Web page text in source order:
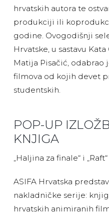
hrvatskih autora te
produkciji ili
godine. Ovogodišnji
Hrvatske, u sastavu
Matija Pisačić, odabrao
filmova od kojih devet
studentskih.
POP-UP
KNJIGA
„Haljina za finale“ i „Raft“
ASIFA Hrvatska
nakladničke serije:
hrvatskih animiranih